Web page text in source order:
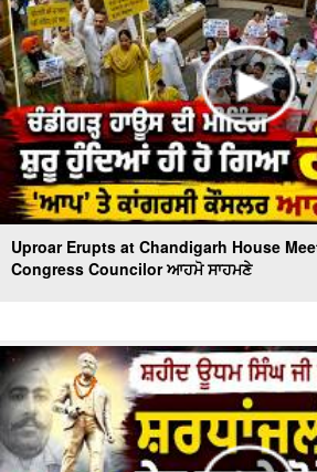
Uproar Erupts at Chandigarh House
Congress Councilor ਆਹਮੋ ਸਾਹਮਣੇ